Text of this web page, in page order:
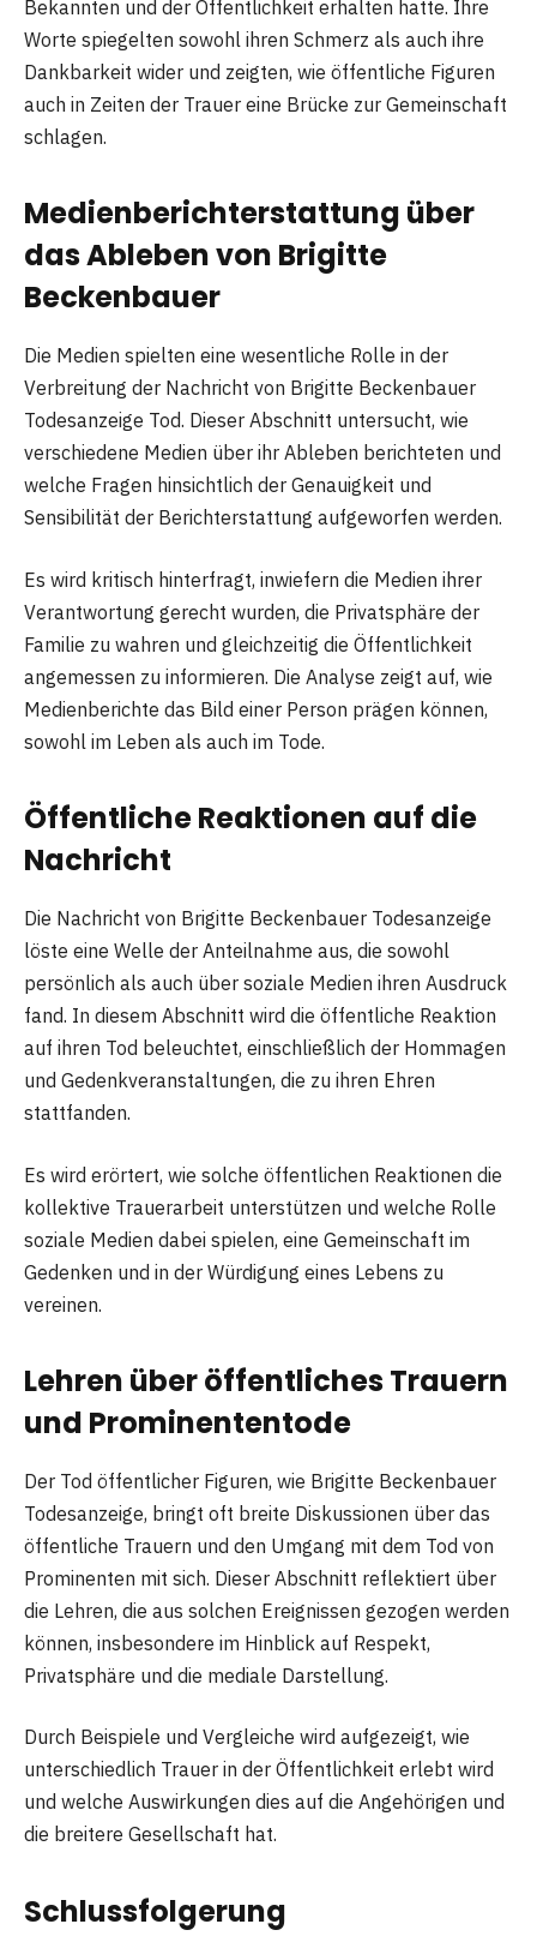
Bekannten und der Öffentlichkeit erhalten hatte. Ihre
Worte spiegelten sowohl ihren Schmerz als auch ihre
Dankbarkeit wider und zeigten, wie öffentliche Figuren
auch in Zeiten der Trauer eine Brücke zur Gemeinschaft
schlagen.
Medienberichterstattung über
das Ableben von Brigitte
Beckenbauer
Die Medien spielten eine wesentliche Rolle in der
Verbreitung der Nachricht von Brigitte Beckenbauer
Todesanzeige Tod. Dieser Abschnitt untersucht, wie
verschiedene Medien über ihr Ableben berichteten und
welche Fragen hinsichtlich der Genauigkeit und
Sensibilität der Berichterstattung aufgeworfen werden.
Es wird kritisch hinterfragt, inwiefern die Medien ihrer
Verantwortung gerecht wurden, die Privatsphäre der
Familie zu wahren und gleichzeitig die Öffentlichkeit
angemessen zu informieren. Die Analyse zeigt auf, wie
Medienberichte das Bild einer Person prägen können,
sowohl im Leben als auch im Tode.
Öffentliche Reaktionen auf die
Nachricht
Die Nachricht von Brigitte Beckenbauer Todesanzeige
löste eine Welle der Anteilnahme aus, die sowohl
persönlich als auch über soziale Medien ihren Ausdruck
fand. In diesem Abschnitt wird die öffentliche Reaktion
auf ihren Tod beleuchtet, einschließlich der Hommagen
und Gedenkveranstaltungen, die zu ihren Ehren
stattfanden.
Es wird erörtert, wie solche öffentlichen Reaktionen die
kollektive Trauerarbeit unterstützen und welche Rolle
soziale Medien dabei spielen, eine Gemeinschaft im
Gedenken und in der Würdigung eines Lebens zu
vereinen.
Lehren über öffentliches Trauern
und Prominententode
Der Tod öffentlicher Figuren, wie Brigitte Beckenbauer
Todesanzeige, bringt oft breite Diskussionen über das
öffentliche Trauern und den Umgang mit dem Tod von
Prominenten mit sich. Dieser Abschnitt reflektiert über
die Lehren, die aus solchen Ereignissen gezogen werden
können, insbesondere im Hinblick auf Respekt,
Privatsphäre und die mediale Darstellung.
Durch Beispiele und Vergleiche wird aufgezeigt, wie
unterschiedlich Trauer in der Öffentlichkeit erlebt wird
und welche Auswirkungen dies auf die Angehörigen und
die breitere Gesellschaft hat.
Schlussfolgerung